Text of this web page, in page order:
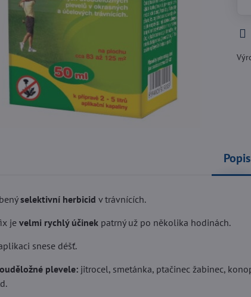
Popis
selektivní herbicid v trávnících.
jevelmi rychlý účinek patrný už po několika hodinách.
snese déšť.
plevele: jitrocel, smetánka, ptačinec žabinec,